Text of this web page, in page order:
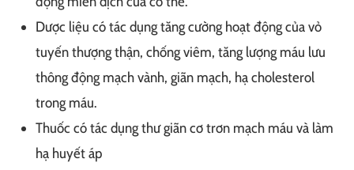
Dược liệu có tác dụng tăng cường hoạt động của vỏ
tuyến thượng thận, chống viêm, tăng lượng máu lưu
thông động mạch vành, giãn mạch, hạ cholesterol
trong máu.
Thuốc có tác dụng thư giãn cơ trơn mạch máu và làm
hạ huyết áp